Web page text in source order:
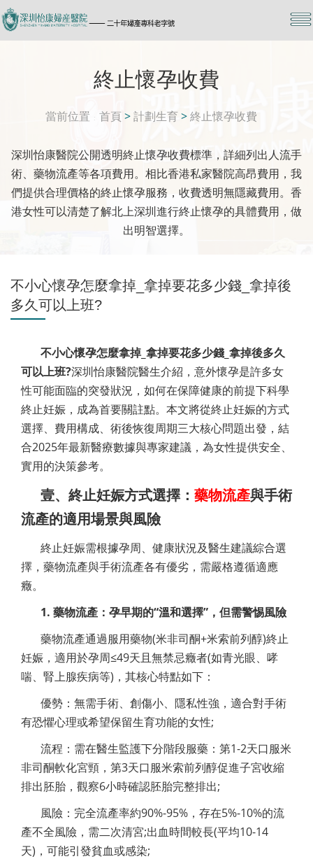
終止懷孕收費
當前位置 首頁 >計劃生育>終止懷孕收費
深圳怡康醫院公開透明終止懷孕收費標準，詳細列出人流手
術、藥物流產等各項費用。相比香港私家醫院高昂費用，我
們提供合理價格的終止懷孕服務，收費透明無隱藏費用。香
港女性可以清楚了解北上深圳進行終止懷孕的具體費用，做
出明智選擇。
不小心懷孕怎麼拿掉_拿掉要花多少錢_拿掉後
多久可以上班?
不小心懷孕怎麼拿掉_拿掉要花多少錢_拿掉後多久
可以上班?深圳怡康醫院醫生介紹，意外懷孕是許多女
性可能面臨的突發狀況，如何在保障健康的前提下科學
終止妊娠，成為首要關註點。本文將從終止妊娠的方式
選擇、費用構成、術後恢復周期三大核心問題出發，結
合2025年最新醫療數據與專家建議，為女性提供安全、
實用的決策參考。
壹、終止妊娠方式選擇： 藥物流產與手術
流產的適用場景與風險
終止妊娠需根據孕周、健康狀況及醫生建議綜合選
擇，藥物流產與手術流產各有優劣，需嚴格遵循適應
癥。
1. 藥物流產：孕早期的“溫和選擇”，但需警惕風險
藥物流產通過服用藥物(米非司酮+米索前列醇)終止
妊娠，適用於孕周≤49天且無禁忌癥者(如青光眼、哮
喘、腎上腺疾病等)，其核心特點如下：
優勢：無需手術、創傷小、隱私性強，適合對手術
有恐懼心理或希望保留生育功能的女性;
流程：需在醫生監護下分階段服藥：第1-2天口服米
非司酮軟化宮頸，第3天口服米索前列醇促進子宮收縮
排出胚胎，觀察6小時確認胚胎完整排出;
風險：完全流產率約90%-95%，存在5%-10%的流
產不全風險，需二次清宮;出血時間較長(平均10-14
天)，可能引發貧血或感染;